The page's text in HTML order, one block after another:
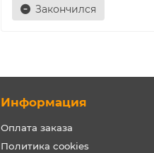
Закончился
Информация
Оплата заказа
Политика cookies